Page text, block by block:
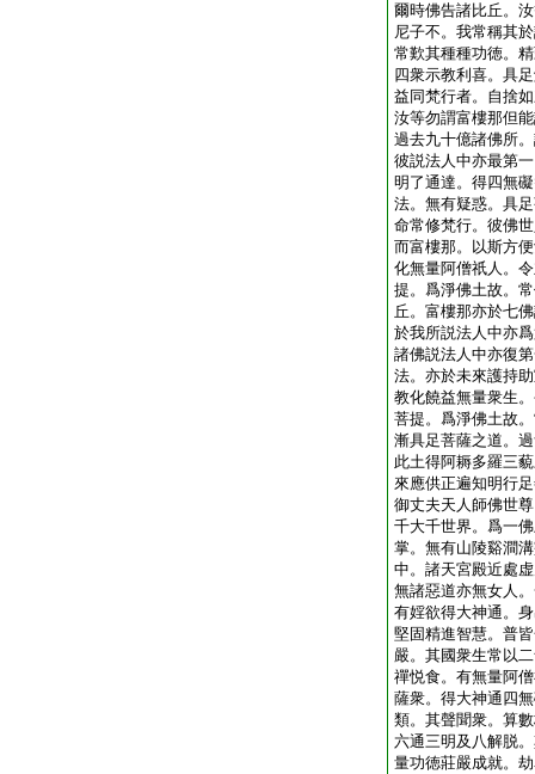
爾時佛告諸比丘。
尼子不。我常稱其
常歎其種種功徳。
四衆示教利喜。具
益同梵行者。自捨
汝等勿謂富樓那但
過去九十億諸佛所
彼説法人中亦最第
明了通達。得四無
法。無有疑惑。具
命常修梵行。彼佛
而富樓那。以斯方
化無量阿僧祇人。
提。爲淨佛土故。
丘。富樓那亦於七
於我所説法人中亦
諸佛説法人中亦復
法。亦於未來護持
教化饒益無量衆生
菩提。爲淨佛土故
漸具足菩薩之道。
此土得阿耨多羅三
來應供正遍知明行
御丈夫天人師佛世
千大千世界。爲一
掌。無有山陵谿澗
中。諸天宮殿近處
無諸惡道亦無女人
有婬欲得大神通。
堅固精進智慧。普
嚴。其國衆生常以
禪悦食。有無量阿
薩衆。得大神通四
類。其聲聞衆。算
六通三明及八解脱
量功徳莊嚴成就。